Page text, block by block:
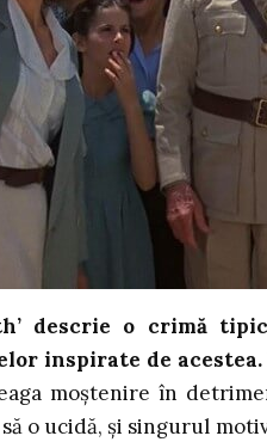
descrie o crimă
inspirate de acestea.
moștenire în
o ucidă, și singurul